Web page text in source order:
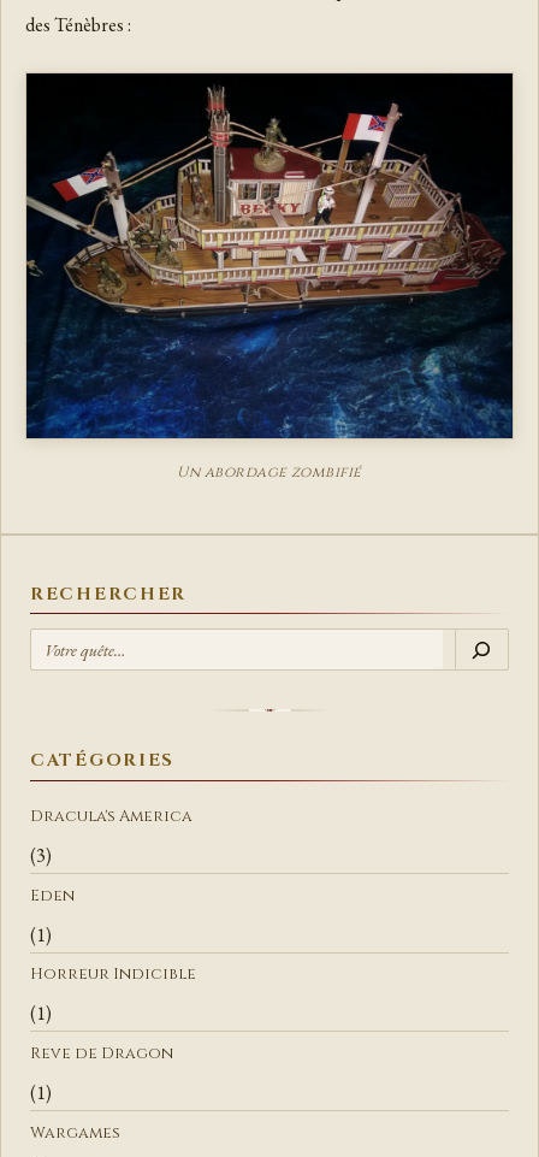
des Ténèbres :
Un abordage zombifié
RECHERCHER
E
E
R
C
H
E
R
CATÉGORIES
Dracula's America
(3)
Eden
(1)
Horreur Indicible
(1)
Reve de Dragon
(1)
Wargames